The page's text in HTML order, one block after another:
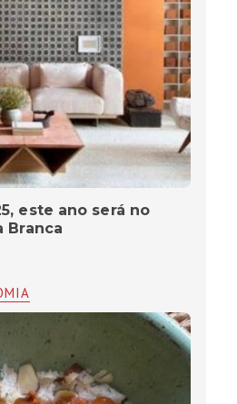
este ano será no
Branca